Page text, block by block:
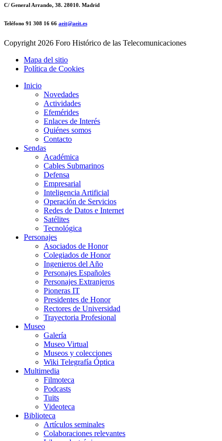
C/ General Arrando, 38. 28010. Madrid
Teléfono 91 308 16 66 aeit@aeit.es
Copyright 2026 Foro Histórico de las Telecomunicaciones
Mapa del sitio
Política de Cookies
Inicio
Novedades
Actividades
Efemérides
Enlaces de Interés
Quiénes somos
Contacto
Sendas
Académica
Cables Submarinos
Defensa
Empresarial
Inteligencia Artificial
Operación de Servicios
Redes de Datos e Internet
Satélites
Tecnológica
Personajes
Asociados de Honor
Colegiados de Honor
Ingenieros del Año
Personajes Españoles
Personajes Extranjeros
Pioneras IT
Presidentes de Honor
Rectores de Universidad
Trayectoria Profesional
Museo
Galería
Museo Virtual
Museos y colecciones
Wiki Telegrafía Óptica
Multimedia
Filmoteca
Podcasts
Tuits
Videoteca
Biblioteca
Artículos seminales
Colaboraciones relevantes